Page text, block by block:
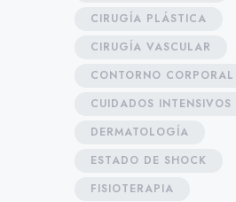
CIRUGÍA PLÁSTICA
CIRUGÍA VASCULAR
CONTORNO CORPORAL
CUIDADOS INTENSIVOS
DERMATOLOGÍA
ESTADO DE SHOCK
FISIOTERAPIA